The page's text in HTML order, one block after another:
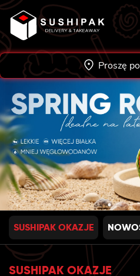
Skip
content
Proszę
SUSHIPAK OKAZJE
SUSHIPAK OKAZJE